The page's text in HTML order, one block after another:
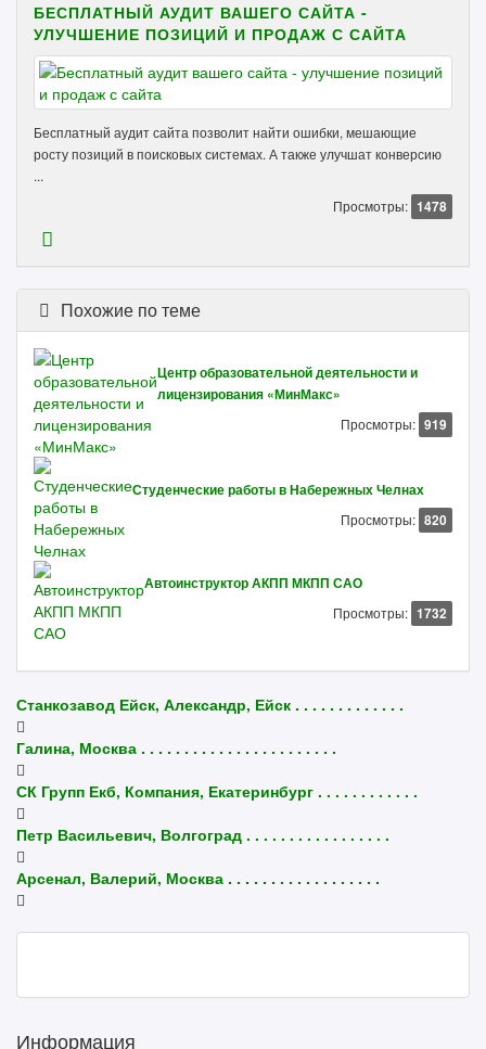
БЕСПЛАТНЫЙ АУДИТ ВАШЕГО САЙТА -
УЛУЧШЕНИЕ ПОЗИЦИЙ И ПРОДАЖ С САЙТА
Бесплатный аудит сайта позволит найти ошибки, мешающие
росту позиций в поисковых системах. А также улучшат конверсию
...
Просмотры: 1478
Похожие по теме
Центр образовательной деятельности и
лицензирования «МинМакс»
Просмотры: 919
Студенческие работы в Набережных Челнах
Просмотры: 820
Автоинструктор АКПП МКПП САО
Просмотры: 1732
Станкозавод Ейск, Александр, Ейск . . . . . . . . . . . . .
Галина, Москва . . . . . . . . . . . . . . . . . . . . . . .
СК Групп Екб, Компания, Екатеринбург . . . . . . . . . . . .
Петр Васильевич, Волгоград . . . . . . . . . . . . . . . . .
Арсенал, Валерий, Москва . . . . . . . . . . . . . . . . . .
Информация